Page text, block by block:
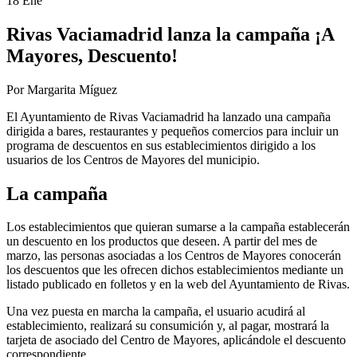
Rivas Vaciamadrid lanza la campaña ¡A
Mayores, Descuento!
Por Margarita Míguez
El Ayuntamiento de Rivas Vaciamadrid ha lanzado una campaña
dirigida a bares, restaurantes y pequeños comercios para incluir un
programa de descuentos en sus establecimientos dirigido a los
usuarios de los Centros de Mayores del municipio.
La campaña
Los establecimientos que quieran sumarse a la campaña establecerán
un descuento en los productos que deseen. A partir del mes de
marzo, las personas asociadas a los Centros de Mayores conocerán
los descuentos que les ofrecen dichos establecimientos mediante un
listado publicado en folletos y en la web del Ayuntamiento de Rivas.
Una vez puesta en marcha la campaña, el usuario acudirá al
establecimiento, realizará su consumición y, al pagar, mostrará la
tarjeta de asociado del Centro de Mayores, aplicándole el descuento